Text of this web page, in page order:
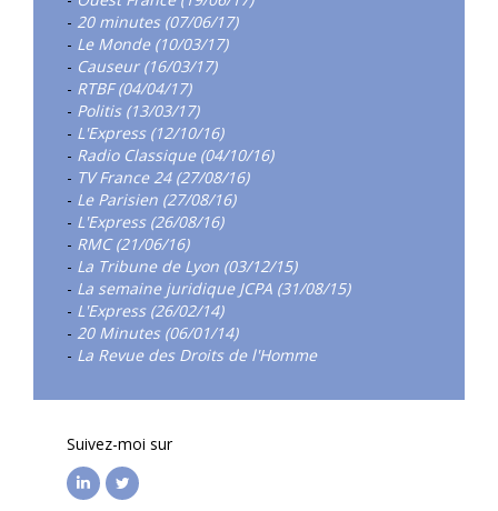
- 20 minutes (07/06/17)
- Le Monde (10/03/17)
- Causeur (16/03/17)
- RTBF (04/04/17)
- Politis (13/03/17)
- L'Express (12/10/16)
- Radio Classique (04/10/16)
- TV France 24 (27/08/16)
- Le Parisien (27/08/16)
- L'Express (26/08/16)
- RMC (21/06/16)
- La Tribune de Lyon (03/12/15)
- La semaine juridique JCPA (31/08/15)
- L'Express (26/02/14)
- 20 Minutes (06/01/14)
- La Revue des Droits de l'Homme
Suivez-moi sur